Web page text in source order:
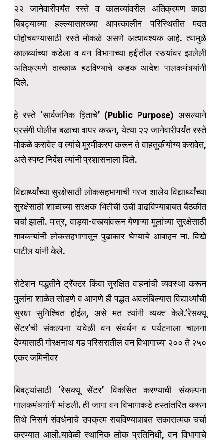
२२ जानेवारीपर्यंत रस्ते व कालव्यांवरील अतिक्रमण काढा
बिबट्याच्या हल्ल्यासारख्या आपत्कालीन परिस्थितीत मदत
पोहोचवण्यासाठी रस्ते मोकळे असणे अत्यावश्यक आहे. त्यामुळे
कालव्यांच्या कडेला व वन विभागाच्या हद्दीतील रस्त्यांवर झालेली
अतिक्रमणे तात्काळ हटविण्याचे कडक आदेश पालकमंत्र्यांनी
दिले.
हे रस्ते ‘सार्वजनिक हिताचे’ (Public Purpose) असल्याने
प्रसंगी पोलीस बळाचा वापर करून, येत्या २२ जानेवारीपर्यंत रस्ते
मोकळे करावेत व त्यांचे मुरमीकरण करून ते वाहतुकीयोग्य करावेत,
असे स्पष्ट निर्देश त्यांनी प्रशासनाला दिले.
विद्यार्थ्यांच्या सुरक्षेसाठी लोकसहभागाची गरज शालेय विद्यार्थ्यांच्या
सुरक्षेसाठी शाळांच्या संरक्षक भिंतींची उंची वाढविण्याबाबत बैठकीत
चर्चा झाली. मात्र, वाड्या-वस्त्यांवरून येणाऱ्या मुलांच्या सुरक्षेसाठी
गावकऱ्यांनी लोकसहभागातून पुढाकार घेण्याचे आवाहन ना. विखे
पाटील यांनी केले.
रोटेशन पद्धतीने ट्रॅक्टर किंवा सुरक्षित वाहनांची व्यवस्था करून
मुलांना शाळेत सोडणे व आणणे ही पद्धत अवलंबिल्यास विद्यार्थ्यांची
सुरक्षा सुनिश्चित होईल, असे मत त्यांनी व्यक्त केले.’रेसक्यू
सेंटर’ची संकल्पना यावेळी वन संवर्धन व पर्यटनाला चालना
देण्यासाठी गोरक्षनाथ गड परिसरातील वन विभागाच्या २०० ते २५०
एकर जमिनीवर
बिबट्यांसाठी ‘रेसक्यू सेंटर’ विकसित करण्याची संकल्पना
पालकमंत्र्यांनी मांडली. ही जागा वन विभागाकडे हस्तांतरित करून
तिथे निसर्ग संवर्धनाचे उपक्रम राबविण्याबाबत सकारात्मक चर्चा
करण्यात आली.यावेळी स्थानिक लोक प्रतिनिधी, वन विभागाचे